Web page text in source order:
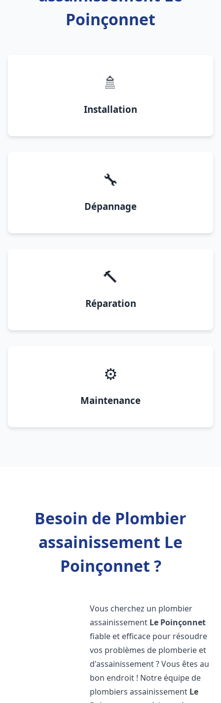
Poinçonnet
🚿
Installation
🔧
Dépannage
🔨
Réparation
⚙️
Maintenance
Besoin de Plombier
assainissement Le
Poinçonnet ?
Vous cherchez un plombier
assainissement Le Poinçonnet
fiable et efficace pour résoudre
vos problèmes de plomberie et
d'assainissement ? Vous êtes au
bon endroit ! Notre équipe de
plombiers assainissement Le